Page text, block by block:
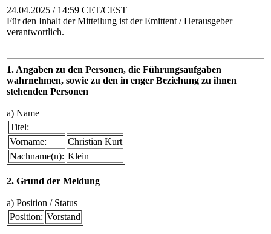
24.04.2025 / 14:59 CET/CEST
Für den Inhalt der Mitteilung ist der Emittent / Herausgeber
verantwortlich.
1. Angaben zu den Personen, die Führungsaufgaben
wahrnehmen, sowie zu den in enger Beziehung zu ihnen
stehenden Personen
a) Name
Titel:
Vorname:
Christian Kurt
Nachname(n): Klein
2. Grund der Meldung
a) Position / Status
Position: Vorstand